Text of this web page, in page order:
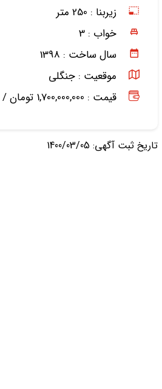
زیربنا : 250 متر
خواب : 3
سال ساخت : 1398
موقعیت : جنگلی
قیمت : 1,700,000,000 تومان /
تاریخ ثبت آگهی: 1400/03/05